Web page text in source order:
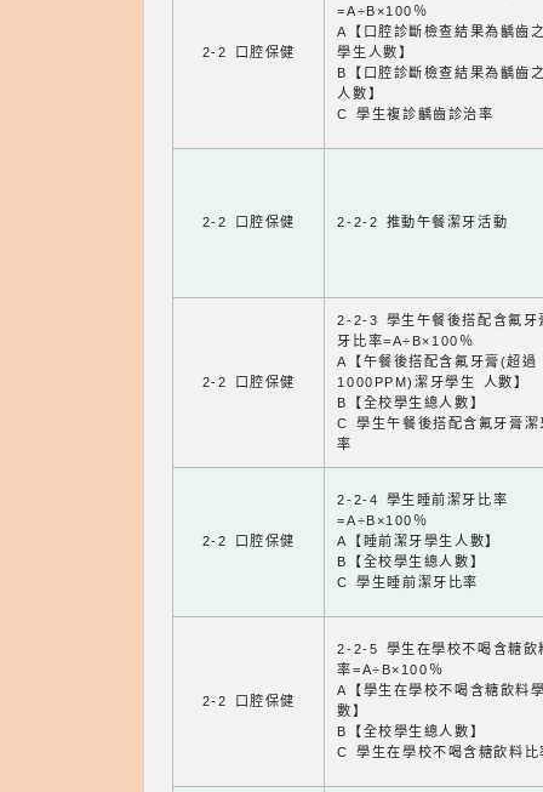
2-2 口腔保健
=A÷B×100％
A【口腔診斷檢查結果為齲齒
學生人數】
B【口腔診斷檢查結果為齲齒
人數】
C 學生複診齲齒診治率
2-2 口腔保健 2-2-2 推動午餐潔牙活動
2-2 口腔保健
2-2-3 學生午餐後搭配含氟牙
牙比率=A÷B×100％
A【午餐後搭配含氟牙膏(超過
1000PPM)潔牙學生 人數】
B【全校學生總人數】
C 學生午餐後搭配含氟牙膏潔
率
2-2 口腔保健
2-2-4 學生睡前潔牙比率
=A÷B×100％
A【睡前潔牙學生人數】
B【全校學生總人數】
C 學生睡前潔牙比率
2-2 口腔保健
2-2-5 學生在學校不喝含糖飲
率=A÷B×100％
A【學生在學校不喝含糖飲料
數】
B【全校學生總人數】
C 學生在學校不喝含糖飲料比